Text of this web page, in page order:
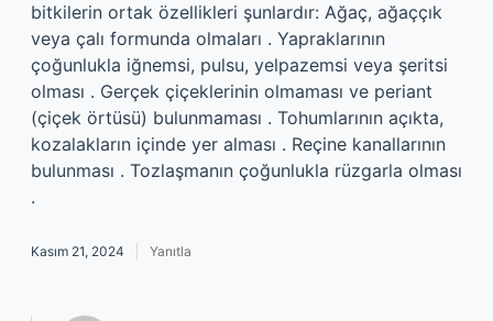
bitkilerin ortak özellikleri şunlardır: Ağaç, ağaççık
veya çalı formunda olmaları . Yapraklarının
çoğunlukla iğnemsi, pulsu, yelpazemsi veya şeritsi
olması . Gerçek çiçeklerinin olmaması ve periant
(çiçek örtüsü) bulunmaması . Tohumlarının açıkta,
kozalakların içinde yer alması . Reçine kanallarının
bulunması . Tozlaşmanın çoğunlukla rüzgarla olması
.
Kasım 21, 2024 Yanıtla